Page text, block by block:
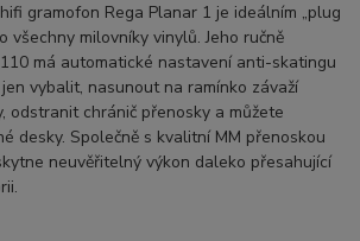
gramofon Rega Planar 1 je ideálním „plug
všechny milovníky vinylů. Jeho ručně
má automatické nastavení anti-skatingu
vybalit, nasunout na ramínko závaží
odstranit chránič přenosky a můžete
desky. Společně s kvalitní MM přenoskou
neuvěřitelný výkon daleko přesahující